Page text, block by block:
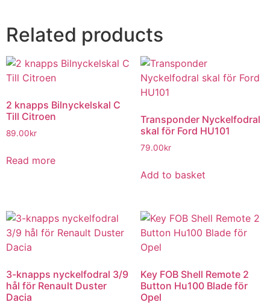
Related products
2 knapps Bilnyckelskal C
Till Citroen
89.00kr
Read more
Transponder Nyckelfodral
skal för Ford HU101
79.00kr
Add to basket
3-knapps nyckelfodral 3/9
hål för Renault Duster
Dacia
Key FOB Shell Remote 2
Button Hu100 Blade för
Opel